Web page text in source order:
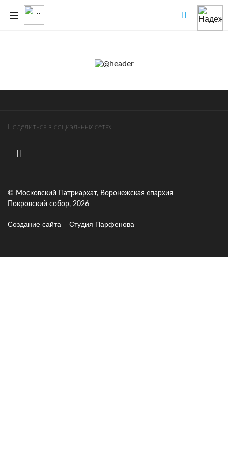
Поделиться в социальных сетях
© Московский Патриархат, Воронежcкая епархия
Покровский собор, 2026
Создание сайта – Cтудия Парфенова